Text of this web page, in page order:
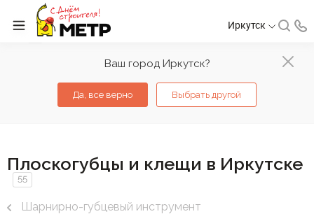
Ваш город Иркутск?
Да, все верно Выбрать другой
Иркутск
Плоскогубцы и клещи в Иркутске
55
Шарнирно-губцевый инструмент